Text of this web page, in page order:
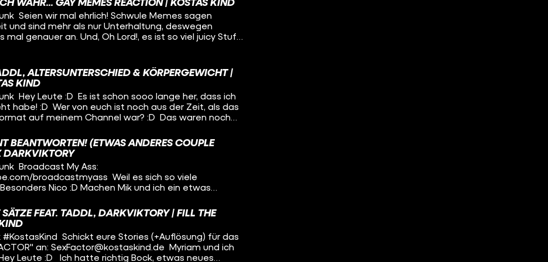
by: epidemicsound.com
Schaut da mal rein: YouTube:
Web-App: https://go.funk.net Facebook:
funk Ich bin jetzt übrigens auch bei BUBBLES am
die Videos mal an!
Seien wir mal ehrlich! Schwule Memes sagen
und sind mehr als nur Unterhaltung, deswegen
mal genauer an. Und, Oh Lord!, es ist so viel juicy Stuff
ALTERSUNTERSCHIED & KÖRPERGEWICHT |
KIND
Hey Leute :D Es ist schon sooo lange her, dass ich
habe! :D Wer von euch ist noch aus der Zeit, als das
auf meinem Channel war? :D Das waren noch
mit dem Video! :D Danke an alle, die mich auf meinem
:) Hoffe, es geht euch gut! (Und dass ihr kein
seid wie ich xD) Danke an Tommy für den Schnitt:
BEANTWORTEN! (ETWAS ANDERES COUPLE
DARKVIKTORY
Broadcast My Ass:
broadcastmyass Weil es sich so viele
Nico :D Machen Mik und ich ein etwas
erfahre ich also sogar was über meinen Freund,
nicht wusste oder er etwas über mich :o Welche
noch gestellt? Schreibt es in die Kommentare!
den Schnitt: youtube.com/user/TommyTalks Danke
und Fragen stellen. YEAH! Wir gehören auch zu
SÄTZE FEAT. TADDL, DARKVIKTORY | FILL THE
#KostasKind Schickt eure Stories (+Auflösung) für das
an: SexFactor@kostaskind.de Myriam und ich
Leute :D Ich hatte richtig Bock, etwas neues